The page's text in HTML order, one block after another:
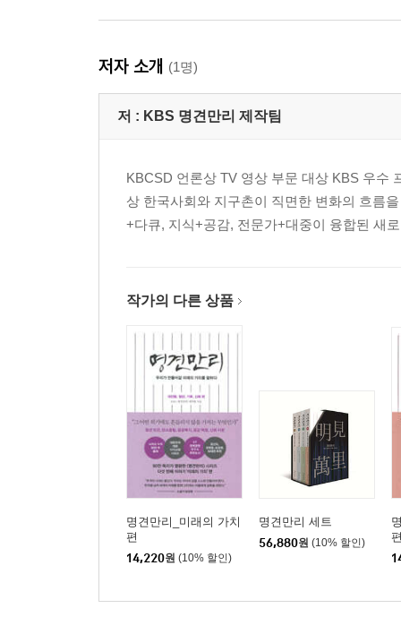
저자 소개 (1명)
저 : KBS 명견만리 제작팀
KBCSD 언론상 TV 영상 부문 대상 KBS 우수
상 한국사회와 지구촌이 직면한 변화의 흐름
+다큐, 지식+공감, 전문가+대중이 융합된 새
작가의 다른 상품
명견만리_미래의 가치
편
14,220원 (10% 할인)
명견만리 세트
56,880원 (10% 할인)